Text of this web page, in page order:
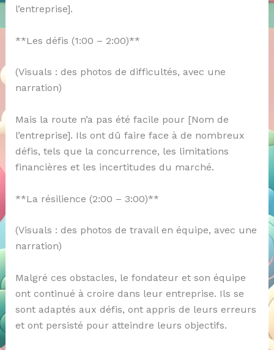
l’entreprise].
**Les défis (1:00 – 2:00)**
(Visuals : des photos de difficultés, avec une
narration)
Mais la route n’a pas été facile pour [Nom de
l’entreprise]. Ils ont dû faire face à de nombreux
défis, tels que la concurrence, les limitations
financières et les incertitudes du marché.
**La résilience (2:00 – 3:00)**
(Visuals : des photos de travail en équipe, avec une
narration)
Malgré ces obstacles, le fondateur et son équipe
ont continué à croire dans leur entreprise. Ils se
sont adaptés aux défis, ont appris de leurs erreurs
et ont persisté pour atteindre leurs objectifs.